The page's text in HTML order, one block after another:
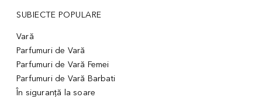
SUBIECTE POPULARE
Vară
Parfumuri de Vară
Parfumuri de Vară Femei
Parfumuri de Vară Barbati
În siguranță la soare